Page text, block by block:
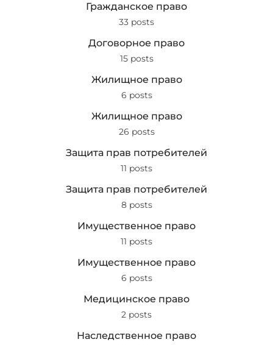
Гражданское право
33 posts
Договорное право
15 posts
Жилищное право
6 posts
Жилищное право
26 posts
Защита прав потребителей
11 posts
Защита прав потребителей
8 posts
Имущественное право
11 posts
Имущественное право
6 posts
Медицинское право
2 posts
Наследственное право